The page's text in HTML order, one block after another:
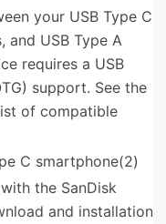
your USB Type C
and USB Type A
requires a USB
support. See the
of compatible
C smartphone(2)
the SanDisk
and installation